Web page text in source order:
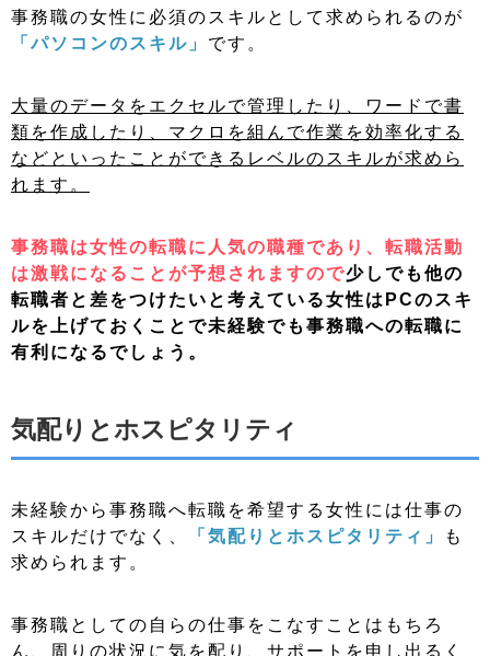
事務職の女性に必須のスキルとして求められるのが
「パソコンのスキル」 です。
大量のデータをエクセルで管理したり、ワードで書
類を作成したり、マクロを組んで作業を効率化する
などといったことができるレベルのスキルが求めら
れます。
事務職は女性の転職に人気の職種であり、転職活動
は激戦になることが予想されますので少しでも他の
転職者と差をつけたいと考えている女性はPCのスキ
ルを上げておくことで未経験でも事務職への転職に
有利になるでしょう。
気配りとホスピタリティ
未経験から事務職へ転職を希望する女性には仕事の
スキルだけでなく、
「気配りとホスピタリティ」
も
求められます。
事務職としての自らの仕事をこなすことはもちろ
ん、
周りの状況に気を配り、サポートを申し出るく